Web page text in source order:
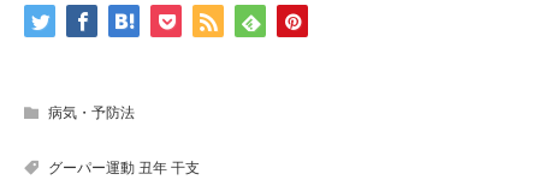
病気・予防法
グーパー運動 丑年干支